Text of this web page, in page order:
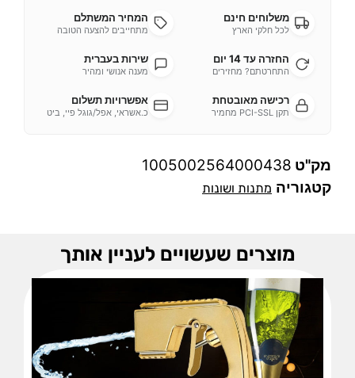
משלוחים חינם
לכל חלקי הארץ
המחיר המשתלם
מתחייבים להצעה הטובה
החזרה עד 14 יום
התחרטתם? מחזירים
שירות בעברית
מענה אנושי ומהיר
רכישה מאובטחת
תקן PCI-SSL מחמיר
אפשרויות תשלום
כ.אשראי, אפל/גוגל פיי, ביט
מק"ט 1005002564000438
קטגוריה מתנות ושונות
מוצרים שעשויים לעניין אותך